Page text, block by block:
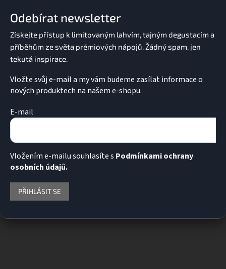
Odebírat newsletter
Vložte svůj e-mail a my vám budeme zasílat informace o
nových produktech na našem e-shopu.
E-mail
Vložením e-mailu souhlasíte s Podmínkami ochrany
osobních údajů.
PŘIHLÁSIT SE